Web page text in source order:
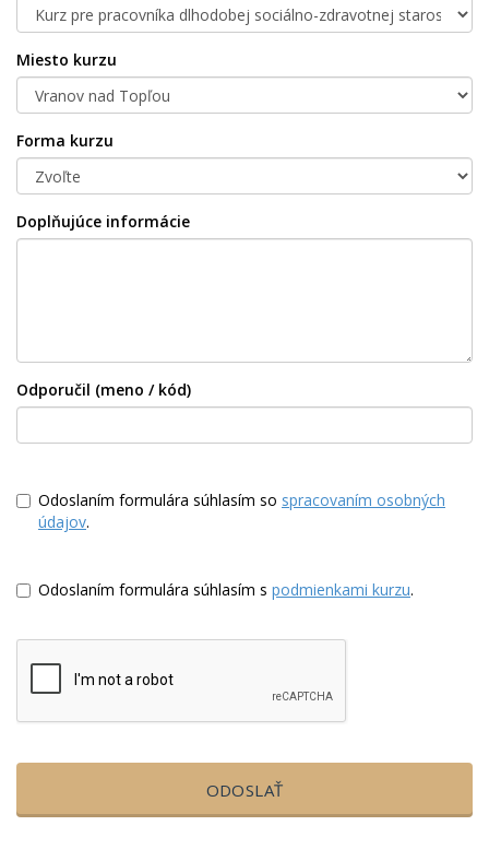
Miesto kurzu
Forma kurzu
Doplňujúce informácie
Odporučil (meno / kód)
Odoslaním formulára súhlasím so spracovaním osobných
údajov.
Odoslaním formulára súhlasím s podmienkami kurzu.
ODOSLAŤ